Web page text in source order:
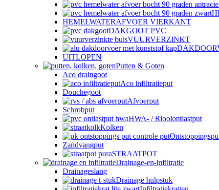
HEMELWATERAFVOER VIERKANT
DAKGOOT PVC
VUURVERZINKT
UITLOPEN
Putten & Goten
Aco draingoot
Aco infiltratieput
Douchegoot
Afvoerput
Schrobput
HWA- / Rioolontlastput
Kolken
Zandvangput
STRAATPOT
Drainage-en-infiltratie
Drainageslang
Drainage hulpstuk